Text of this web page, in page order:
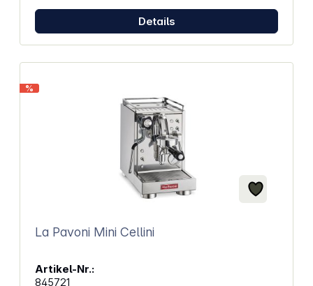
eine bessere Leistung auch beim Schneiden
härterer Produkte. Eigenschaften: ​​Stufenlose
Schnittstärkeeinstellung für präzise Anpassung der
Schneidbreite Leistungsstarker 200-Watt-Motor für
Sicherheitsfunktion mit Kindersicherung zum Schutz
vor unbefugtem Gebrauch Kompakte Bauweise
ideal für den Einsatz zu Hause oder in kleinen
und einfache Reinigung Rutschfeste Füße sorgen
für sicheren Stand während des Betriebs Einfache
Handhabung dank ergonomischem Design und
benutzerfreundlicher Bedienung Hochwertige
Messer für präzises und gleichmäßiges Schneiden
von Wurst, Käse und mehr
Details
%
La Pavoni Mini Cellini
Artikel-Nr.:
845721